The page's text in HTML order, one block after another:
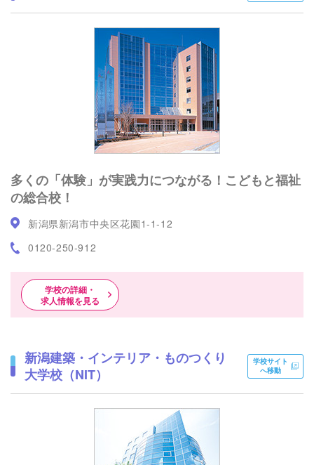
多くの「体験」が実践力につながる！こどもと福祉
の総合校！
新潟県新潟市中央区花園1-1-12
0120-250-912
学校の詳細・
求人情報を見る
新潟建築・インテリア・ものつくり
大学校（NIT）
学校サイト
へ移動